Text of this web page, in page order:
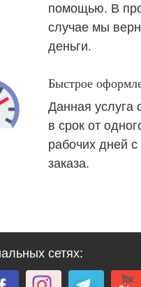
помощью. В
случае мы
деньги.
Быстрое
Данная услуга
в срок от
рабочих дней
заказа.
сетях: